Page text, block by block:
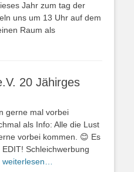
Jahr zum tag der
uns um 13 Uhr auf dem
Raum als
20 Jähirges
gerne mal vorbei
als Info: Alle die Lust
vorbei kommen. 😊 Es
Schleichwerbung
weiterlesen…